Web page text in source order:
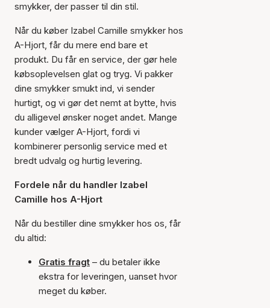
smykker, der passer til din stil.
Når du køber Izabel Camille smykker hos
A-Hjort, får du mere end bare et
produkt. Du får en service, der gør hele
købsoplevelsen glat og tryg. Vi pakker
dine smykker smukt ind, vi sender
hurtigt, og vi gør det nemt at bytte, hvis
du alligevel ønsker noget andet. Mange
kunder vælger A-Hjort, fordi vi
kombinerer personlig service med et
bredt udvalg og hurtig levering.
Fordele når du handler Izabel
Camille hos A-Hjort
Når du bestiller dine smykker hos os, får
du altid:
Gratis fragt – du betaler ikke
ekstra for leveringen, uanset hvor
meget du køber.